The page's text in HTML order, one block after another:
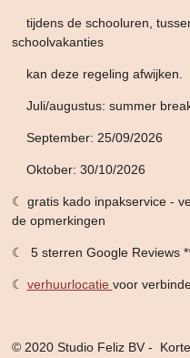
tijdens de schooluren,
schoolvakanties
kan dezeregeling afwijken.
Juli/augustus: summer
September: 25/09/2026
Oktober: 30/10/2026
☾ gratis kado inpakservice -
de opmerkingen
☾ 5 sterren Google Reviews
☾ verhuurlocatie voor
© 2020 Studio Feliz BV -